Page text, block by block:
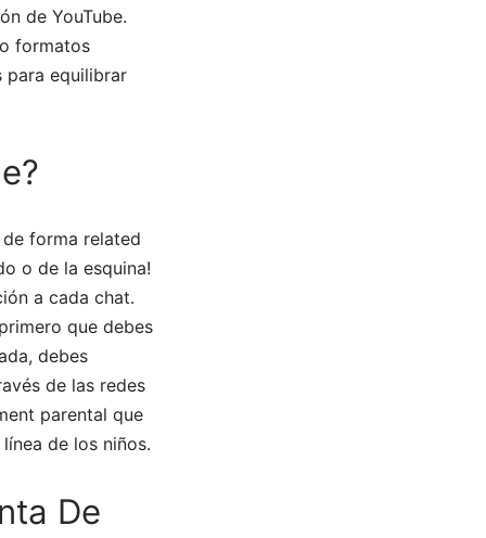
de YouTube.
formatos
para equilibrar
forma related
o de la esquina!
a cada chat.
que debes
debes
de las redes
parental que
de los niños.
De